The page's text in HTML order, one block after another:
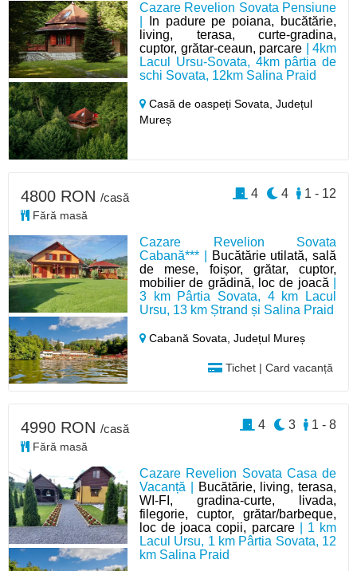
Cazare Revelion Sovata Pensiune
In padure pe poiana, bucătărie,
living, terasa, curte-gradina,
cuptor, grătar-ceaun, parcare | 4km
Lacul Ursu-Sovata, 4km pârtia de
schi Sovata, 12km Salina Praid
Casă de oaspeți Sovata,Județul
Mureș
Cazare Revelion Sovata
Cabană*** |
Bucătărie utilată, sală
de mese, foișor, grătar, cuptor,
mobilier de grădină, loc de joacă
3 km Pârtia Sovata, 4 km Lacul
Ursu, 13 km Ștrand și Salina Praid
Cabană Sovata,Județul Mureș
Tichet | Card vacanță
4800 RON /casă
Fără masă
1 - 12
4
4
Cazare Revelion Sovata Casa de
Vacanță |
Bucătărie, living, terasa,
WI-FI, gradina-curte, livada,
filegorie, cuptor, grătar/barbeque,
loc de joaca copii, parcare| 1 km
Lacul Ursu, 1 km Pârtia Sovata, 12
km Salina Praid
4990 RON /casă
Fără masă
1 - 8
3
4